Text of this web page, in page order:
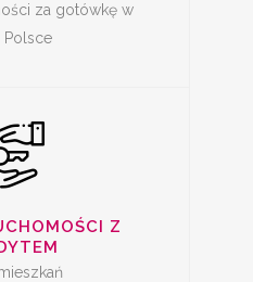
za gotówkę w
Polsce
Z
Z